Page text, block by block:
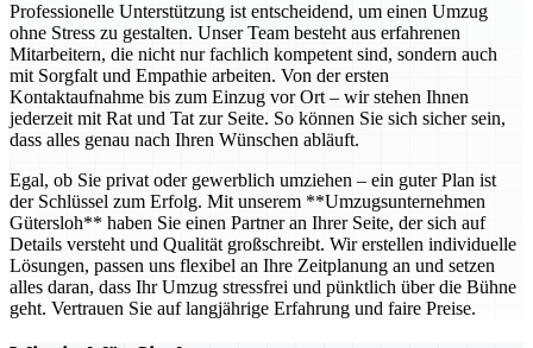
Professionelle Unterstützung ist entscheidend, um einen Umzug
ohne Stress zu gestalten. Unser Team besteht aus erfahrenen
Mitarbeitern, die nicht nur fachlich kompetent sind, sondern auch
mit Sorgfalt und Empathie arbeiten. Von der ersten
Kontaktaufnahme bis zum Einzug vor Ort – wir stehen Ihnen
jederzeit mit Rat und Tat zur Seite. So können Sie sich sicher sein,
dass alles genau nach Ihren Wünschen abläuft.
Egal, ob Sie privat oder gewerblich umziehen – ein guter Plan ist
der Schlüssel zum Erfolg. Mit unserem **Umzugsunternehmen
Gütersloh** haben Sie einen Partner an Ihrer Seite, der sich auf
Details versteht und Qualität großschreibt. Wir erstellen individuelle
Lösungen, passen uns flexibel an Ihre Zeitplanung an und setzen
alles daran, dass Ihr Umzug stressfrei und pünktlich über die Bühne
geht. Vertrauen Sie auf langjährige Erfahrung und faire Preise.